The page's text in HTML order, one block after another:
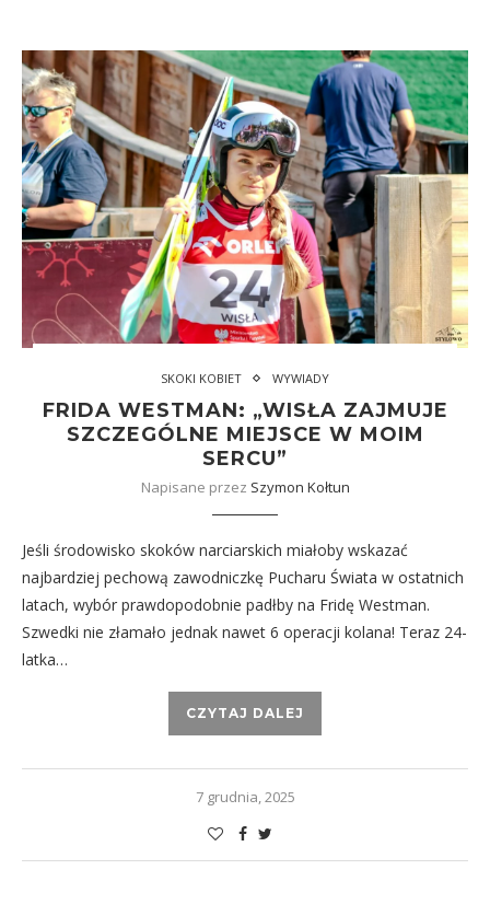
SKOKI KOBIET WYWIADY
FRIDA WESTMAN: „WISŁA ZAJMUJE
SZCZEGÓLNE MIEJSCE W MOIM
SERCU”
Napisane przez Szymon Kołtun
Jeśli środowisko skoków narciarskich miałoby wskazać
najbardziej pechową zawodniczkę Pucharu Świata w ostatnich
latach, wybór prawdopodobnie padłby na Fridę Westman.
Szwedki nie złamało jednak nawet 6 operacji kolana! Teraz 24-
latka…
CZYTAJ DALEJ
7 grudnia, 2025